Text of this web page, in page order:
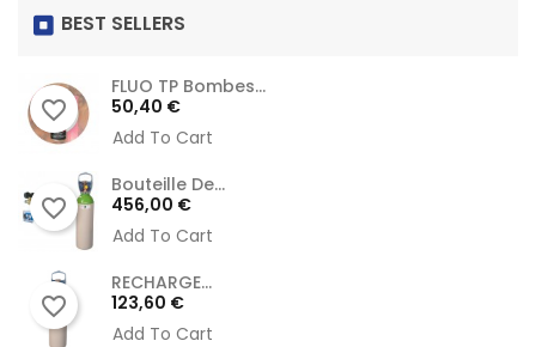
BEST SELLERS
FLUO TP Bombes...
Prix
50,40 €
Add To Cart
favorite_border
Bouteille De...
Prix
456,00 €
Add To Cart
favorite_border
RECHARGE...
Prix
123,60 €
Add To Cart
favorite_border